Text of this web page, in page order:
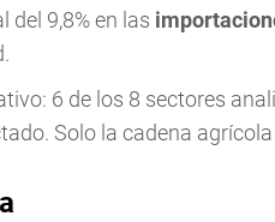
del 9,8% en las
6 de los 8 sectores
Solo la cadena